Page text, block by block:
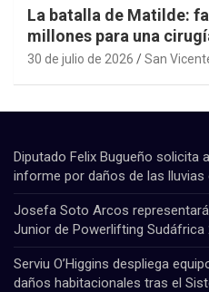
La batalla de Matilde:
millones para una
esperar
30 de julio de 2026 San
Diputado Felix Bugueño solicita
informe por daños de las lluvias
Josefa Soto Arcos
Junior de Powerlifting Sudáfrica
Serviu O’Higgins despliega
daños habitacionales tras el